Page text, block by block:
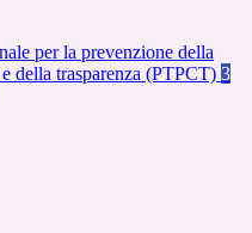
per la prevenzione della
della trasparenza (PTPCT) 3